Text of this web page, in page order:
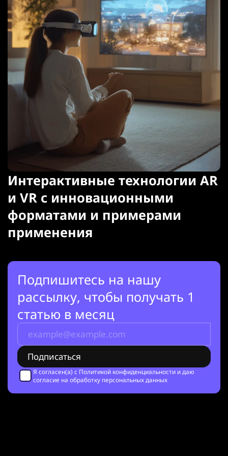
Интерактивные технологии AR
и VR с инновационными
форматами и примерами
применения
Подпишитесь на нашу
рассылку, чтобы получать 1
статью в месяц
Я согласен(а) с Политикой конфиденциальности и даю
согласие на обработку персональных данных